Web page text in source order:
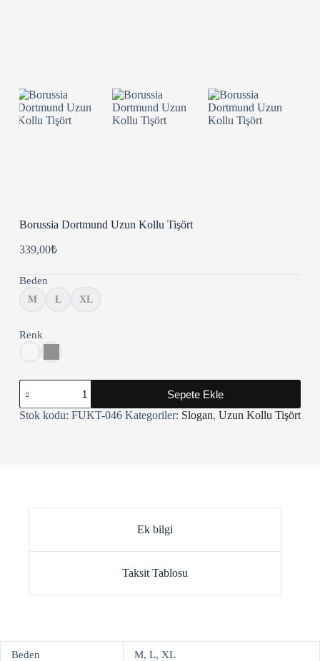
Borussia Dortmund Uzun Kollu Tişört
339,00₺
Beden
M L XL
Renk
Borussia
Dortmund
Uzun
Kollu
Sepete Ekle
Stok kodu: FUKT-046 Kategoriler: Slogan, Uzun Kollu Tişört
Ek bilgi
Taksit Tablosu
Beden M, L, XL